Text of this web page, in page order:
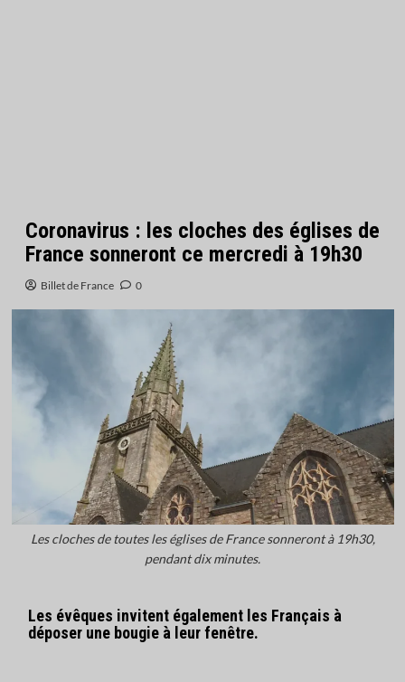
Coronavirus : les cloches des églises de
France sonneront ce mercredi à 19h30
Billet de France 0
Les cloches de toutes les églises de France sonneront à 19h30,
pendant dix minutes.
Les évêques invitent également les Français à
déposer une bougie à leur fenêtre.